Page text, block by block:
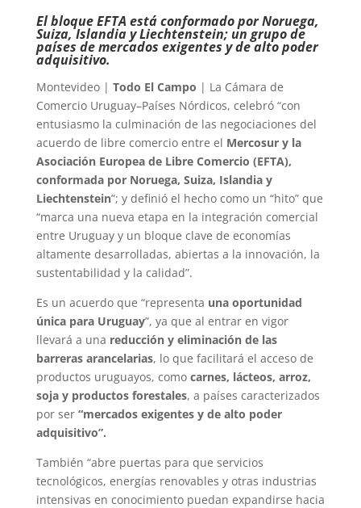
El bloque EFTA está conformado por Noruega,
Suiza, Islandia y Liechtenstein; un grupo de
países de mercados exigentes y de alto poder
adquisitivo.
Montevideo | Todo El Campo | La Cámara de
Comercio Uruguay–Países Nórdicos, celebró “con
entusiasmo la culminación de las negociaciones del
acuerdo de libre comercio entre el Mercosur y la
Asociación Europea de Libre Comercio (EFTA),
conformada por Noruega, Suiza, Islandia y
Liechtenstein”; y definió el hecho como un “hito” que
“marca una nueva etapa en la integración comercial
entre Uruguay y un bloque clave de economías
altamente desarrolladas, abiertas a la innovación, la
sustentabilidad y la calidad”.
Es un acuerdo que “representa una oportunidad
única para Uruguay”, ya que al entrar en vigor
llevará a una reducción y eliminación de las
barreras arancelarias, lo que facilitará el acceso de
productos uruguayos, como carnes, lácteos, arroz,
soja y productos forestales, a países caracterizados
por ser “mercados exigentes y de alto poder
adquisitivo”.
También “abre puertas para que servicios
tecnológicos, energías renovables y otras industrias
intensivas en conocimiento puedan expandirse hacia